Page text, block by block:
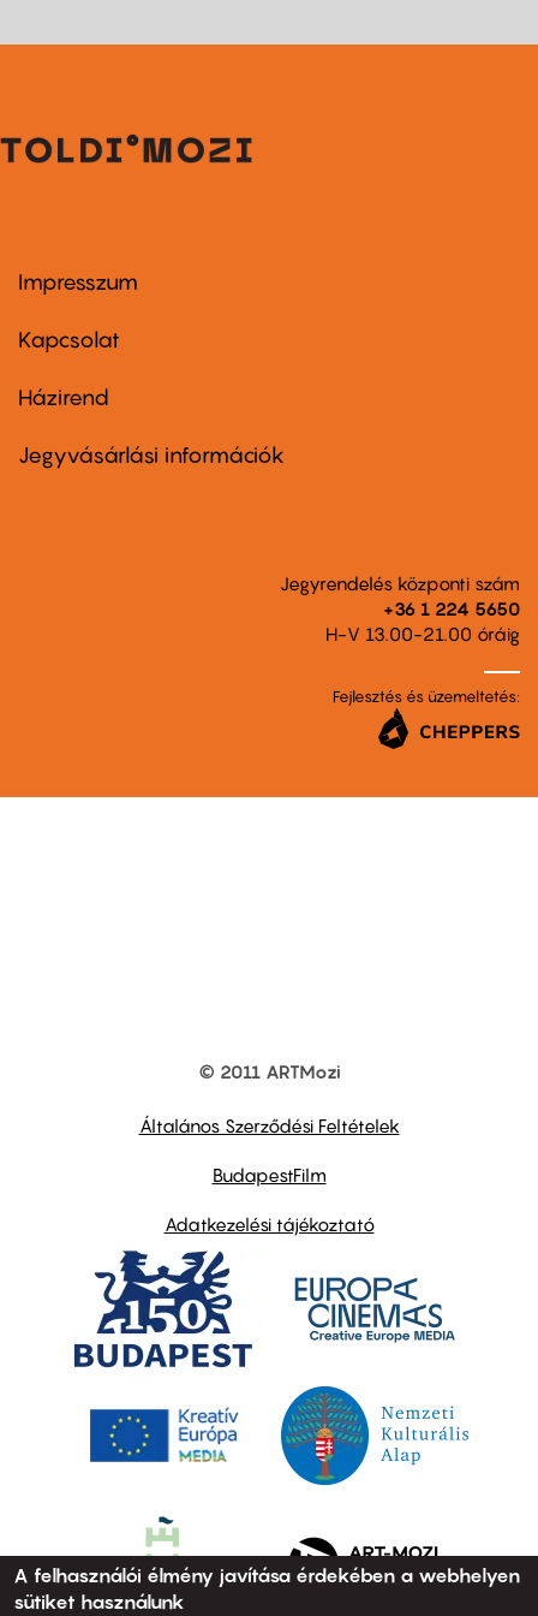
Footer
first
Impresszum
Kapcsolat
Footer
second
Házirend
Jegyvásárlási információk
Jegyrendelés központi szám
+36 1 224 5650
H-V 13.00-21.00 óráig
Fejlesztés és üzemeltetés:
© 2011 ARTMozi
Általános Szerződési Feltételek
BudapestFilm
Adatkezelési tájékoztató
A felhasználói élmény javítása érdekében a webhelyen
sütiket használunk